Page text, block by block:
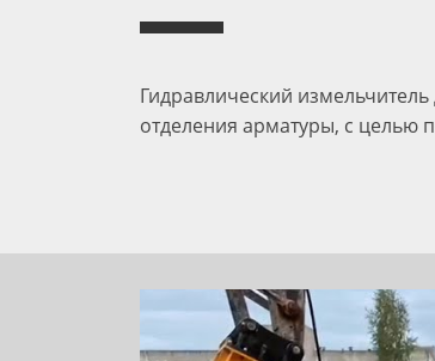
Гидравлический
отделения арматуры, с целью